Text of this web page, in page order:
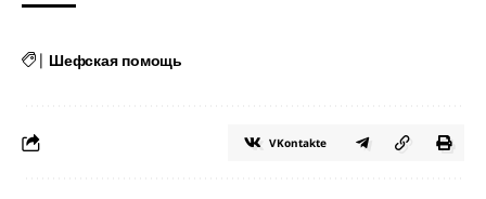
| Шефская помощь
VKontakte